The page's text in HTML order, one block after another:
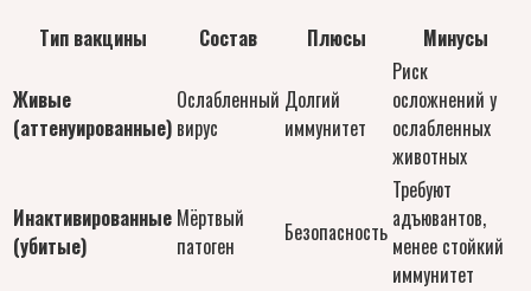
Тип вакцины Состав Плюсы Минусы
Живые
(аттенуированные)
Ослабленный
вирус
Долгий
иммунитет
Риск
осложнений у
ослабленных
животных
Инактивированные
(убитые)
Мёртвый
патоген
Безопасность
Требуют
адъювантов,
менее стойкий
иммунитет